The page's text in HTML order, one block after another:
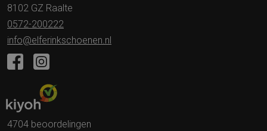
8102 GZ Raalte
0572-200222
info@elferinkschoenen.nl
4704 beoordelingen